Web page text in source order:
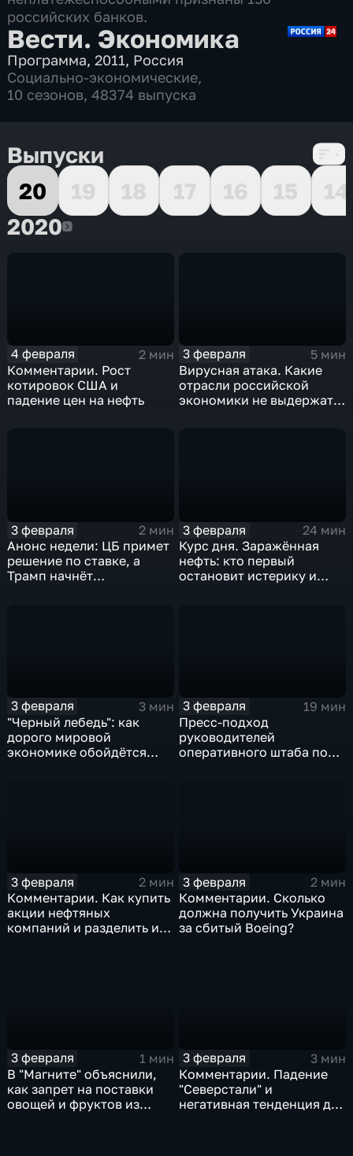
российских банков.
Вести. Экономика
Программа,2011, Россия
Социально-экономические,
10 сезонов, 48374 выпуска
Выпуски
20
19 18 17 16 15
14
20202020
4 февраля
2 мин
Комментарии. Рост
котировок США и
падение цен на нефть
3 февраля
5 мин
Вирусная атака. Какие
отрасли российской
экономики не выдержат
3 февраля
2 мин
Анонс недели: ЦБ примет
решение по ставке, а
Трамп начнёт
3 февраля
24 мин
Курс дня. Заражённая
нефть: кто первый
остановит истерику и
3 февраля
3 мин
"Черный лебедь": как
дорого мировой
экономике обойдётся
3 февраля
19 мин
Пресс-подход
руководителей
оперативного штаба по
3 февраля
2 мин
Комментарии. Как купить
акции нефтяных
компаний и разделить их
3 февраля
2 мин
Комментарии. Сколько
должна получить Украина
за сбитый Boeing?
3 февраля
1 мин
В "Магните" объяснили,
как запрет на поставки
овощей и фруктов из
3 февраля
3 мин
Комментарии. Падение
"Северстали" и
негативная тенденция для